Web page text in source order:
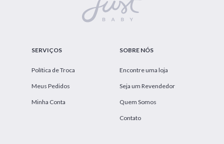
SERVIÇOS
Política de Troca
Meus Pedidos
Minha Conta
SOBRE NÓS
Encontre uma loja
Seja um Revendedor
Quem Somos
Contato